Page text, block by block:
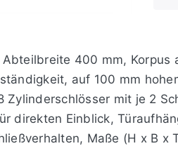
400 mm,
auf 100 mm
mit je 2
direkten Einblick,
Maße (H x B x